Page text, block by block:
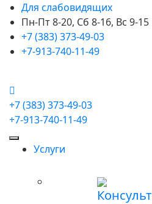
Для слабовидящих
Пн-Пт 8-20, Сб 8-16, Вс 9-15
+7 (383) 373-49-03
+7-913-740-11-49
+7 (383) 373-49-03
+7-913-740-11-49
Услуги